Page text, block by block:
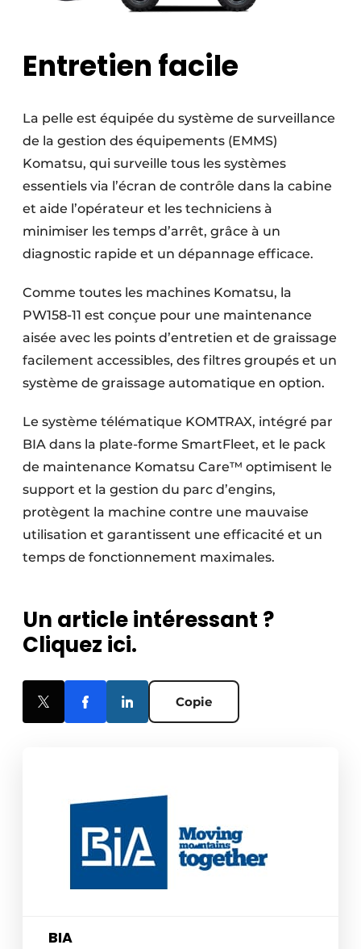
Entretien facile
La pelle est équipée du système de surveillance
de la gestion des équipements (EMMS)
Komatsu, qui surveille tous les systèmes
essentiels via l’écran de contrôle dans la cabine
et aide l’opérateur et les techniciens à
minimiser les temps d’arrêt, grâce à un
diagnostic rapide et un dépannage efficace.
Comme toutes les machines Komatsu, la
PW158-11 est conçue pour une maintenance
aisée avec les points d’entretien et de graissage
facilement accessibles, des filtres groupés et un
système de graissage automatique en option.
Le système télématique KOMTRAX, intégré par
BIA dans la plate-forme SmartFleet, et le pack
de maintenance Komatsu Care™ optimisent le
support et la gestion du parc d’engins,
protègent la machine contre une mauvaise
utilisation et garantissent une efficacité et un
temps de fonctionnement maximales.
Un article intéressant ?
Cliquez ici.
Copie
BIA